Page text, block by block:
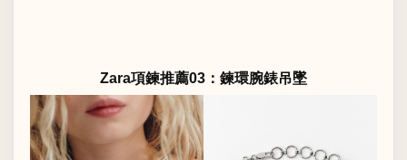
Zara項鍊推薦03：鍊環腕錶吊墜